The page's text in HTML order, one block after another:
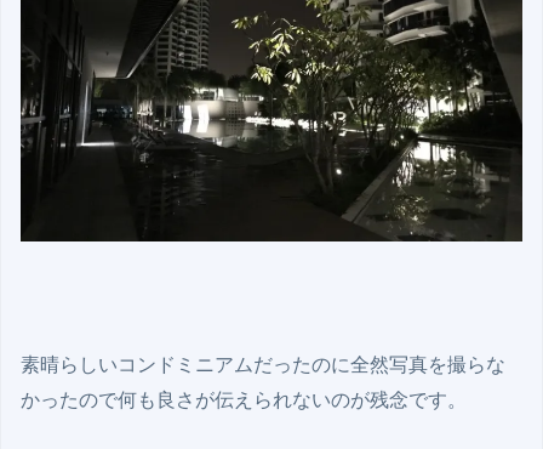
素晴らしいコンドミニアムだったのに全然写真を撮らな
かったので何も良さが伝えられないのが残念です。